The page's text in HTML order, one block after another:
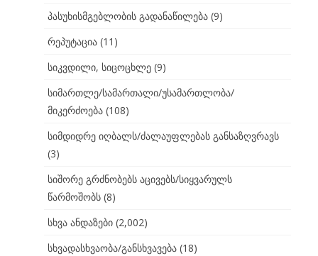
პასუხისმგებლობის გადანაწილება (9)
რეპუტაცია (11)
სიკვდილი, სიცოცხლე (9)
სიმართლე/სამართალი/უსამართლობა/
მიკერძოება (108)
სიმდიდრე იღბალს/ძალაუფლებას განსაზღვრავს
(3)
სიშორე გრძნობებს აცივებს/სიყვარულს
წარმოშობს (8)
სხვა ანდაზები (2,002)
სხვადასხვაობა/განსხვავება (18)